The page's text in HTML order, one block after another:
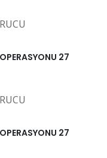
27
27